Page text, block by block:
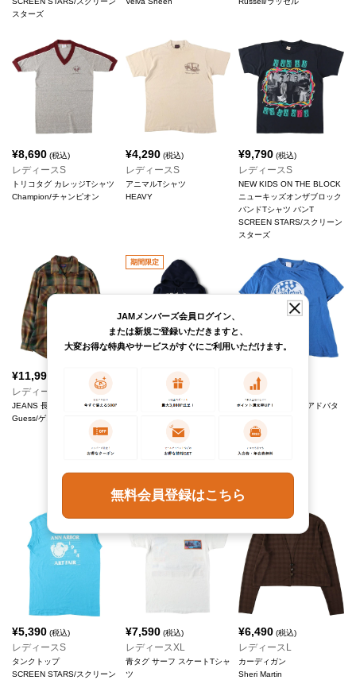
スターズ
¥8,690 (税込)
レディースS
トリコタグ カレッジTシャツ
Champion/チャンピオン
¥4,290(税込)
レディースS
アニマルTシャツ
HEAVY
¥9,790 (税込)
レディースS
NEW KIDS ON THE BLOCK
ニューキッズオンザブロック
バンドTシャツ バンT
SCREEN STARS/スクリーン
スターズ
¥11,990
レディースM
JEANS 長袖 レーヨンシャツ
Guess/ゲス
期間限定
販売終了しました
42,790
レディースS
REVERSE WEAVE リバース
ウィーブ LANDS'END ラン
Champion/チャンピオン
6,490
レディースL
Santora's Pizzeria アドバタ
¥5,390 (税込)
レディースS
タンクトップ
SCREEN STARS/スクリーン
¥7,590(税込)
レディースXL
青タグ サーフ スケートTシャ
ツ
¥6,490 (税込)
レディースL
カーディガン
Sheri Martin
JAMメンバーズ会員ログイン、
または新規ご登録いただきますと、
大変お得な特典やサービスがすぐにご利用いただけます。
無料会員登録はこちら